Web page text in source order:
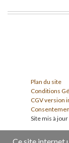
Plan du site
Conditions
CGV version
Site mis à